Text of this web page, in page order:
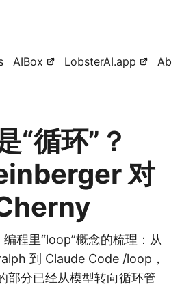
AIBox LobsterAI.app
“循环”？
对
程里“loop”概念的梳理：从
到 Claude Code /loop，
部分已经从模型转向循环管